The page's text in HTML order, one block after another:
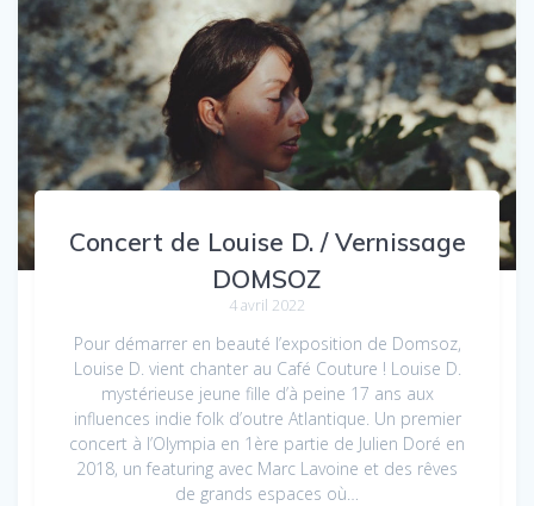
Concert de Louise D. / Vernissage
DOMSOZ
4 avril 2022
Pour démarrer en beauté l’exposition de Domsoz,
Louise D. vient chanter au Café Couture ! Louise D.
mystérieuse jeune fille d’à peine 17 ans aux
influences indie folk d’outre Atlantique. Un premier
concert à l’Olympia en 1ère partie de Julien Doré en
2018, un featuring avec Marc Lavoine et des rêves
de grands espaces où…